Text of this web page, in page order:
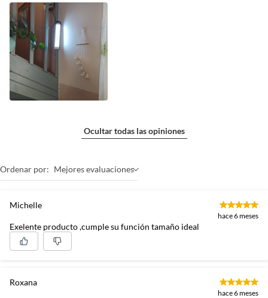
Ocultar todas las opiniones
Ordenar por: Mejores evaluaciones
Michelle
hace 6 meses
Exelente producto ,cumple su función tamaño ideal
Roxana
hace 6 meses